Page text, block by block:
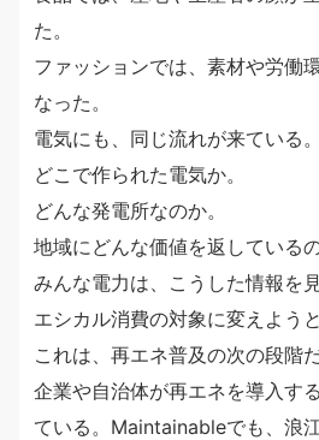
た。
ファッションでは、素材や労働
なった。
電気にも、同じ流れが来ている。
どこで作られた電気か。
どんな発電所なのか。
地域にどんな価値を返しているの
みんな電力は、こうした情報を
エシカル消費の対象に変えよう
これは、再エネ普及の次の段階だ
企業や自治体が再エネを導入す
ている。Maintainableでも、浪